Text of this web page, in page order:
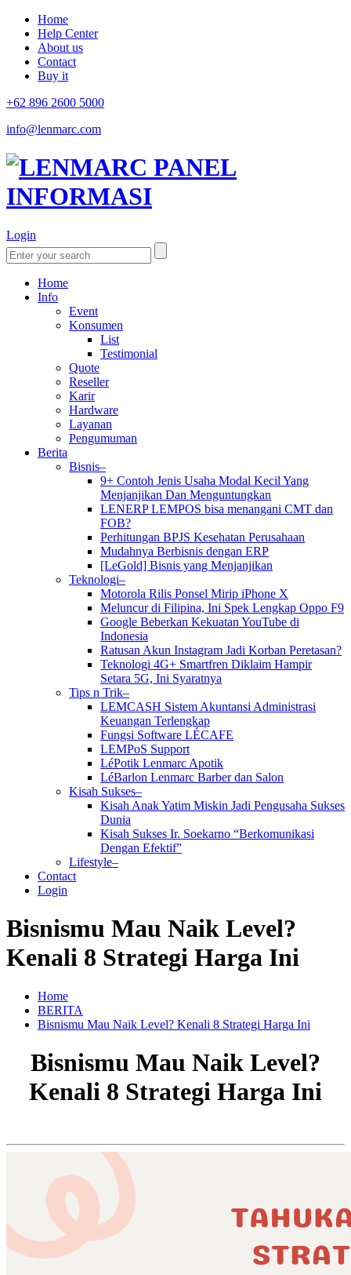
Home
Help Center
About us
Contact
Buy it
+62 896 2600 5000
info@lenmarc.com
Login
Home
Info
Event
Konsumen
List
Testimonial
Quote
Reseller
Karir
Hardware
Layanan
Pengumuman
Berita
Bisnis–
9+ Contoh Jenis Usaha Modal Kecil Yang
Menjanjikan Dan Menguntungkan
LENERP LEMPOS bisa menangani CMT dan
FOB?
Perhitungan BPJS Kesehatan Perusahaan
Mudahnya Berbisnis dengan ERP
[LeGold] Bisnis yang Menjanjikan
Teknologi–
Motorola Rilis Ponsel Mirip iPhone X
Meluncur di Filipina, Ini Spek Lengkap Oppo F9
Google Beberkan Kekuatan YouTube di
Indonesia
Ratusan Akun Instagram Jadi Korban Peretasan?
Teknologi 4G+ Smartfren Diklaim Hampir
Setara 5G, Ini Syaratnya
Tips n Trik–
LEMCASH Sistem Akuntansi Administrasi
Keuangan Terlengkap
Fungsi Software LÉCAFE
LEMPoS Support
LéPotik Lenmarc Apotik
LéBarlon Lenmarc Barber dan Salon
Kisah Sukses–
Kisah Anak Yatim Miskin Jadi Pengusaha Sukses
Dunia
Kisah Sukses Ir. Soekarno “Berkomunikasi
Dengan Efektif”
Lifestyle–
Contact
Login
Bisnismu Mau Naik Level?
Kenali 8 Strategi Harga Ini
Home
BERITA
Bisnismu Mau Naik Level? Kenali 8 Strategi Harga Ini
Bisnismu Mau Naik Level?
Kenali 8 Strategi Harga Ini